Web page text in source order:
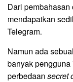
Dari
mendapatkan
Telegram.
Namun ada
banyak pengguna
perbedaan secret